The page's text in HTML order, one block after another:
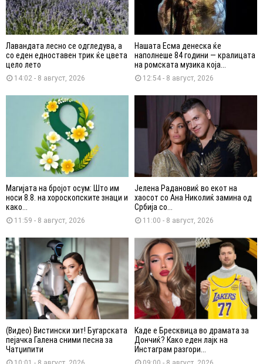
Лавандата лесно се одгледува, а
со еден едноставен трик ќе цвета
цело лето
14:02 - 8 август, 2026
Нашата Есма денеска ќе
наполнеше 84 години — кралицата
на ромската музика која...
12:54 - 8 август, 2026
Магијата на бројот осум: Што им
носи 8.8. на хороскопските знаци и
како...
11:59 - 8 август, 2026
Јелена Радановиќ во екот на
хаосот со Ана Николиќ замина од
Србија со...
11:00 - 8 август, 2026
(Видео) Вистински хит! Бугарската
пејачка Галена сними песна за
Чатџипити
Каде е Бресквица во драмата за
Дончиќ? Како еден лајк на
Инстаграм разгори...